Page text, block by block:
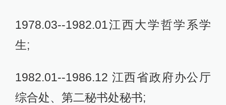
1978.03--1982.01江西大学哲学系学
生;
1982.01--1986.12 江西省政府办公厅
综合处、第二秘书处秘书;